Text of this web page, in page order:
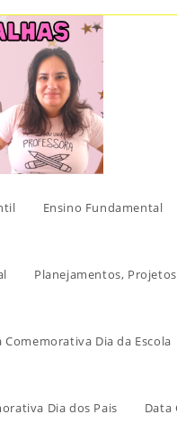
Ensino Fundamental
Planejamentos,
Comemorativa Dia da Escola
Dia dos Pais Data